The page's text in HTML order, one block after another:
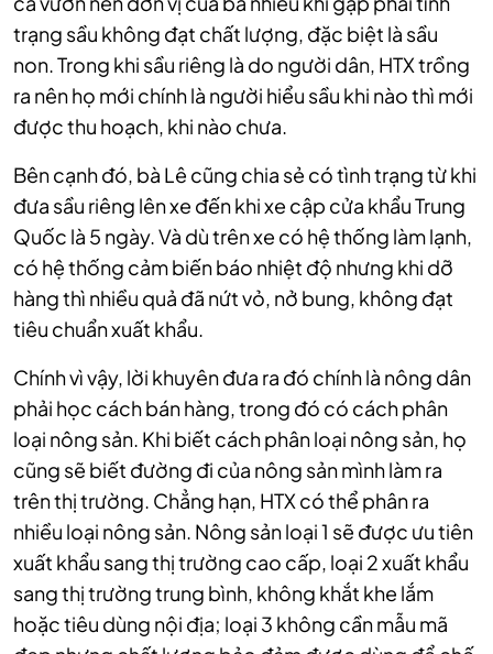
trạng sầu không đạt chất lượng, đặc biệt là sầu
non. Trong khi sầu riêng là do người dân, HTX trồng
ra nên họ mới chính là người hiểu sầu khi nào thì mới
được thu hoạch, khi nào chưa.
Bên cạnh đó, bà Lê cũng chia sẻ có tình trạng từ khi
đưa sầu riêng lên xe đến khi xe cập cửa khẩu Trung
Quốc là 5 ngày. Và dù trên xe có hệ thống làm lạnh,
có hệ thống cảm biến báo nhiệt độ nhưng khi dỡ
hàng thì nhiều quả đã nứt vỏ, nở bung, không đạt
tiêu chuẩn xuất khẩu.
Chính vì vậy, lời khuyên đưa ra đó chính là nông dân
phải học cách bán hàng, trong đó có cách phân
loại nông sản. Khi biết cách phân loại nông sản, họ
cũng sẽ biết đường đi của nông sản mình làm ra
trên thị trường. Chẳng hạn, HTX có thể phân ra
nhiều loại nông sản. Nông sản loại 1 sẽ được ưu tiên
xuất khẩu sang thị trường cao cấp, loại 2 xuất khẩu
sang thị trường trung bình, không khắt khe lắm
hoặc tiêu dùng nội địa; loại 3 không cần mẫu mã